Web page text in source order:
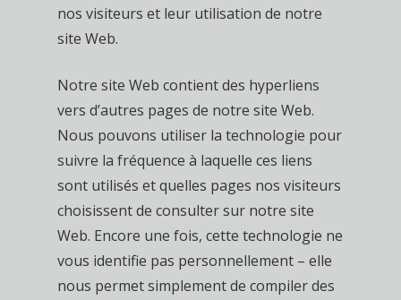
nos visiteurs et leur utilisation de notre
site Web.
Notre site Web contient des hyperliens
vers d’autres pages de notre site Web.
Nous pouvons utiliser la technologie pour
suivre la fréquence à laquelle ces liens
sont utilisés et quelles pages nos visiteurs
choisissent de consulter sur notre site
Web. Encore une fois, cette technologie ne
vous identifie pas personnellement – elle
nous permet simplement de compiler des